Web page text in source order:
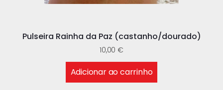
Pulseira Rainha da Paz (castanho/dourado)
10,00 €
Adicionar ao carrinho